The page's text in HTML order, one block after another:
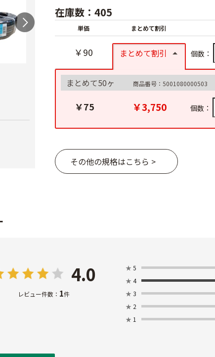
スカイコートバン
ハウ
力）
￥
在庫数：405
単価 まとめて割引
￥90 まとめて割引 個数：
まとめて50ヶ 商品番号：5001080000503
￥75 ￥3,750 個数：
その他の規格はこちら >
4.0
レビュー件数： 1件
★ 5
★ 4
★ 3
★ 2
★ 1